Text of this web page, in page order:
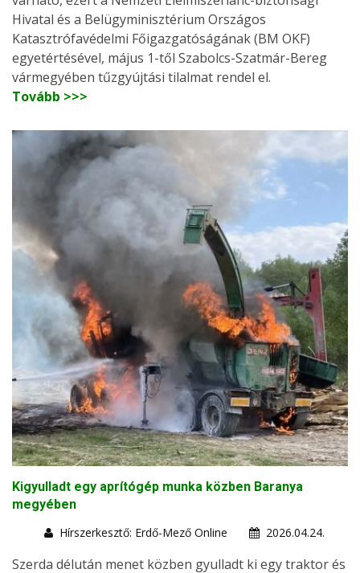
Hivatal és a Belügyminisztérium Országos
Katasztrófavédelmi Főigazgatóságának (BM OKF)
egyetértésével, május 1-től Szabolcs-Szatmár-Bereg
vármegyében tűzgyújtási tilalmat rendel el.
Tovább >>>
Kigyulladt egy aprítógép munka közben Baranya
megyében
Hírszerkesztő: Erdő-Mező Online
2026.04.24.
Szerda délután menet közben gyulladt ki egy traktor és